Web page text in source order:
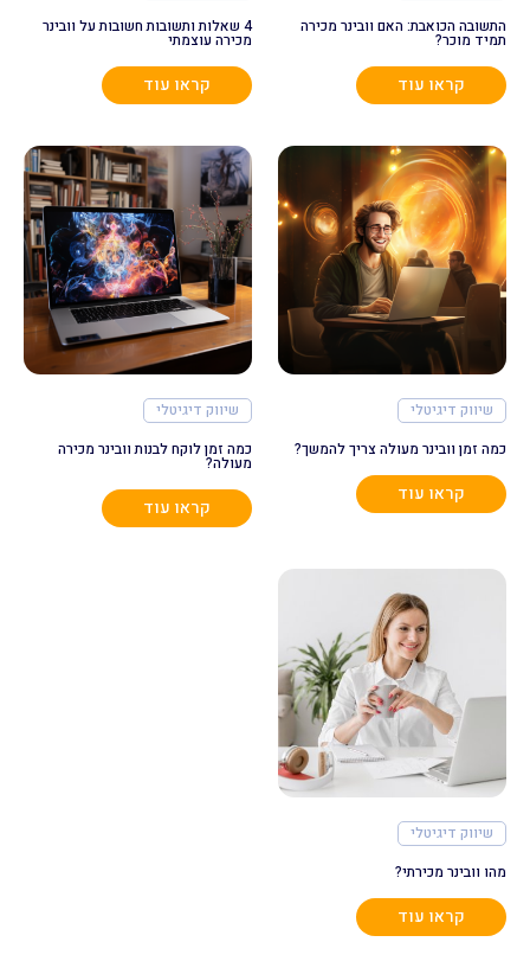
התשובה הכואבת: האם וובינר מכירה
תמיד מוכר?
קראו עוד
4 שאלות ותשובות חשובות על וובינר
מכירה עוצמתי
קראו עוד
שיווק דיגיטלי
כמה זמן וובינר מעולה צריך להמשך?
קראו עוד
שיווק דיגיטלי
כמה זמן לוקח לבנות וובינר מכירה
מעולה?
קראו עוד
שיווק דיגיטלי
מהו וובינר מכירתי?
קראו עוד